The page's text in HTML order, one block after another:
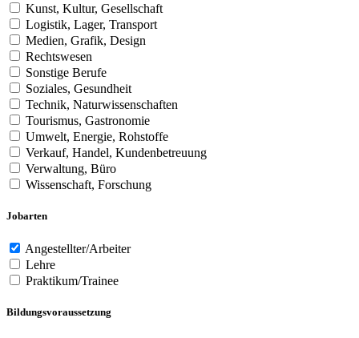
Kunst, Kultur, Gesellschaft
Logistik, Lager, Transport
Medien, Grafik, Design
Rechtswesen
Sonstige Berufe
Soziales, Gesundheit
Technik, Naturwissenschaften
Tourismus, Gastronomie
Umwelt, Energie, Rohstoffe
Verkauf, Handel, Kundenbetreuung
Verwaltung, Büro
Wissenschaft, Forschung
Jobarten
Angestellter/Arbeiter
Lehre
Praktikum/Trainee
Bildungsvoraussetzung